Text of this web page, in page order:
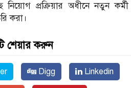
নিয়োগ প্রক্রিয়ার অধীনে নতুন কর্মী
করা।
শেয়ার করুন
Digg Linkedin